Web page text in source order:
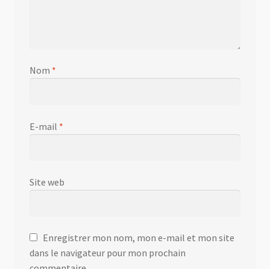
Nom *
E-mail *
Site web
Enregistrer mon nom, mon e-mail et mon site
dans le navigateur pour mon prochain